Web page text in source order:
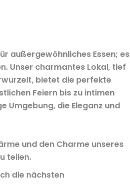
außergewöhnliches Essen; es
Unser charmantes Lokal, tief
bietet die perfekte
Feiern bis zu intimen
Umgebung, die Eleganz und
und den Charme unseres
teilen.
die nächsten